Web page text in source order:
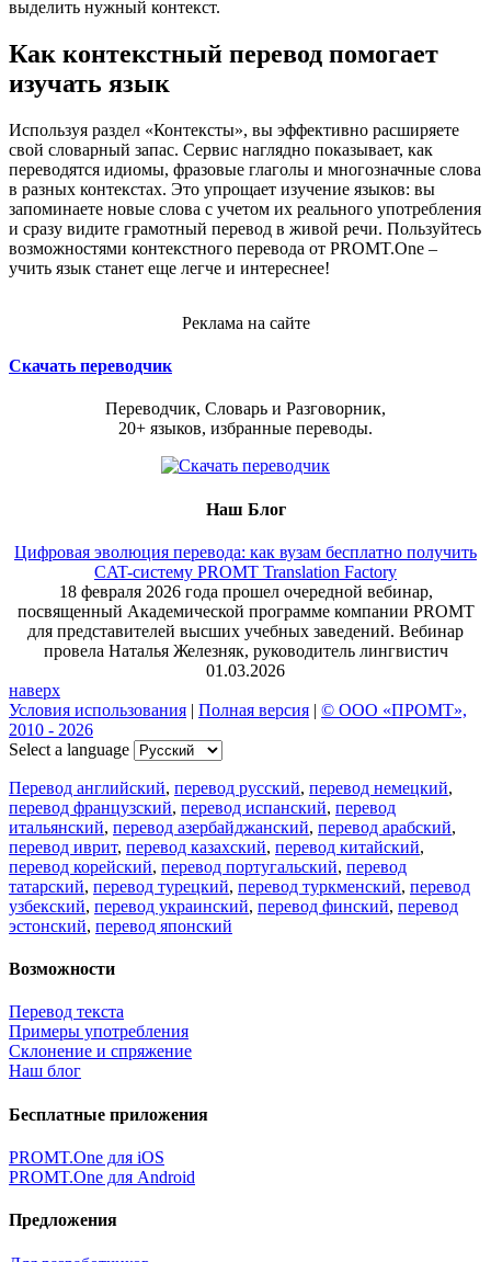
выделить нужный контекст.
Как контекстный перевод помогает
изучать язык
Используя раздел «Контексты», вы эффективно расширяете
свой словарный запас. Сервис наглядно показывает, как
переводятся идиомы, фразовые глаголы и многозначные слова
в разных контекстах. Это упрощает изучение языков: вы
запоминаете новые слова с учетом их реального употребления
и сразу видите грамотный перевод в живой речи. Пользуйтесь
возможностями контекстного перевода от PROMT.One –
учить язык станет еще легче и интереснее!
Реклама на сайте
Скачать переводчик
Переводчик, Словарь и Разговорник,
20+ языков, избранные переводы.
Наш Блог
Цифровая эволюция перевода: как вузам бесплатно получить
CAT-систему PROMT Translation Factory
18 февраля 2026 года прошел очередной вебинар,
посвященный Академической программе компании PROMT
для представителей высших учебных заведений. Вебинар
провела Наталья Железняк, руководитель лингвистич
01.03.2026
наверх
Условия использования | Полная версия | © ООО «ПРОМТ»,
2010 - 2026
Select a language
Перевод английский, перевод русский, перевод немецкий,
перевод французский, перевод испанский, перевод
итальянский, перевод азербайджанский, перевод арабский,
перевод иврит, перевод казахский, перевод китайский,
перевод корейский, перевод португальский, перевод
татарский, перевод турецкий, перевод туркменский, перевод
узбекский, перевод украинский, перевод финский, перевод
эстонский, перевод японский
Возможности
Перевод текста
Примеры употребления
Склонение и спряжение
Наш блог
Бесплатные приложения
PROMT.One для iOS
PROMT.One для Android
Предложения